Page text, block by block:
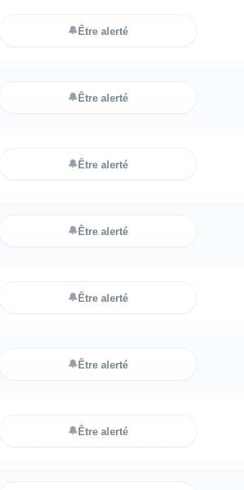
🔔Être alerté
🔔Être alerté
🔔Être alerté
🔔Être alerté
🔔Être alerté
🔔Être alerté
🔔Être alerté